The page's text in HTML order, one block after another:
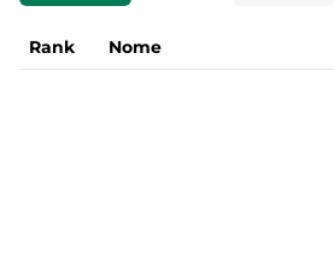
Rank Nome